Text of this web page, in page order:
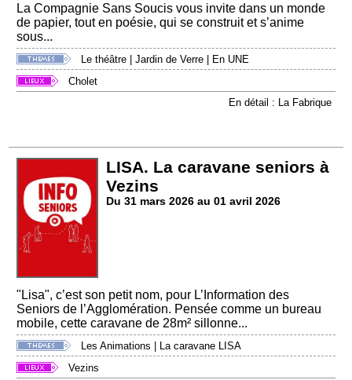
La Compagnie Sans Soucis vous invite dans un monde
de papier, tout en poésie, qui se construit et s’anime
sous...
Le théâtre |Jardin de Verre
En UNE
Cholet
En détail : La Fabrique
LISA. La caravane seniors à
Vezins
Du 31 mars 2026 au 01 avril 2026
"Lisa", c’est son petit nom, pour L’Information des
Seniors de l’Agglomération. Pensée comme un bureau
mobile, cette caravane de 28m² sillonne...
Les Animations
La caravane LISA
Vezins